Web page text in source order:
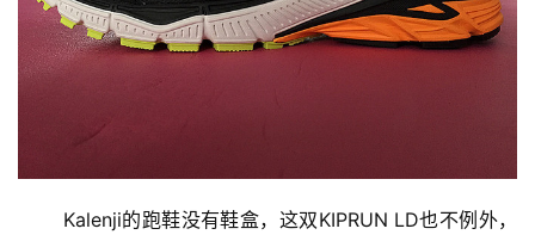
Kalenji的跑鞋没有鞋盒，这双KIPRUN LD也不例外，